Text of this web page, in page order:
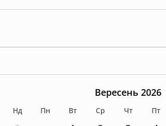
Нд
Вересень 2026
Пн Вт Ср Чт Пт